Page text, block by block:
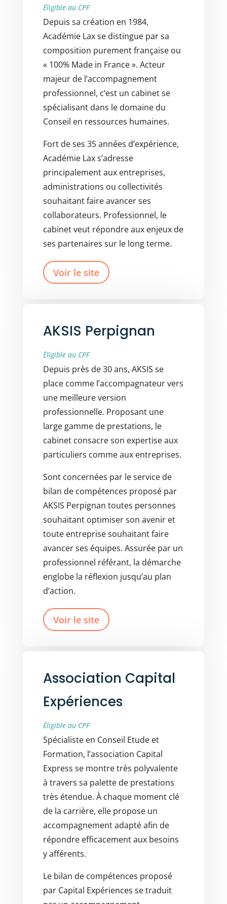
Éligible au CPF
Depuis sa création en 1984,
Académie Lax se distingue par sa
composition purement française ou
« 100% Made in France ». Acteur
majeur de l’accompagnement
professionnel, c’est un cabinet se
spécialisant dans le domaine du
Conseil en ressources humaines.
Fort de ses 35 années d’expérience,
Académie Lax s’adresse
principalement aux entreprises,
administrations ou collectivités
souhaitant faire avancer ses
collaborateurs. Professionnel, le
cabinet veut répondre aux enjeux de
ses partenaires sur le long terme.
Voir le site
AKSIS Perpignan
Éligible au CPF
Depuis près de 30 ans, AKSIS se
place comme l’accompagnateur vers
une meilleure version
professionnelle. Proposant une
large gamme de prestations, le
cabinet consacre son expertise aux
particuliers comme aux entreprises.
Sont concernées par le service de
bilan de compétences proposé par
AKSIS Perpignan toutes personnes
souhaitant optimiser son avenir et
toute entreprise souhaitant faire
avancer ses équipes. Assurée par un
professionnel référant, la démarche
englobe la réflexion jusqu’au plan
d’action.
Voir le site
Association Capital
Expériences
Éligible au CPF
Spécialiste en Conseil Etude et
Formation, l’association Capital
Express se montre très polyvalente
à travers sa palette de prestations
très étendue. À chaque moment clé
de la carrière, elle propose un
accompagnement adapté afin de
répondre efficacement aux besoins
y afférents.
Le bilan de compétences proposé
par Capital Expériences se traduit